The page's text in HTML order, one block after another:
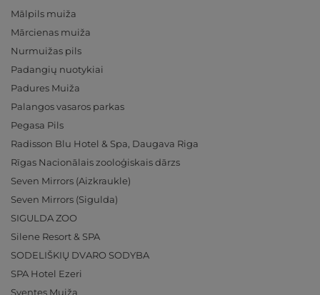
Mālpils muiža
Mārcienas muiža
Nurmuižas pils
Padangių nuotykiai
Padures Muiža
Palangos vasaros parkas
Pegasa Pils
Radisson Blu Hotel & Spa, Daugava Riga
Rīgas Nacionālais zooloģiskais dārzs
Seven Mirrors (Aizkraukle)
Seven Mirrors (Sigulda)
SIGULDA ZOO
Silene Resort & SPA
SODELIŠKIŲ DVARO SODYBA
SPA Hotel Ezeri
Sventes Muiža